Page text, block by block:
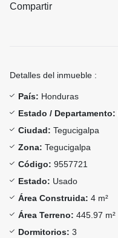
Compartir
Detalles del inmueble :
País: Honduras
Estado / Departamento:
Ciudad: Tegucigalpa
Zona: Tegucigalpa
Código: 9557721
Estado: Usado
Área Construida: 4 m²
Área Terreno: 445.97 m²
Dormitorios: 3